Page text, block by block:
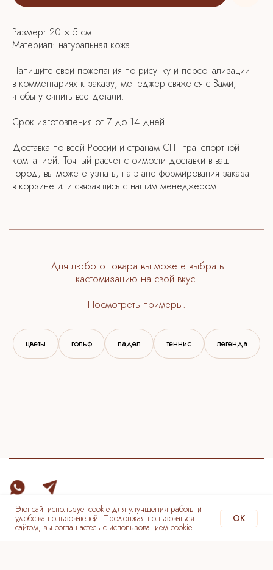
Размер: 20 × 5 см
Материал: натуральная кожа
Напишите свои пожелания по рисунку и персонализации
в комментариях к заказу, менеджер свяжется с Вами,
чтобы уточнить все детали.
Срок изготовления от 7 до 14 дней
Доставка по всей России и странам СНГ транспортной
компанией. Точный расчет стоимости доставки в ваш
город, вы можете узнать, на этапе формирования заказа
в корзине или связавшись с нашим менеджером.
цветы гольф падел теннис легенда
КАТАЛОГ
Политика конфиденциальности
питомцы спорт
цветы
легенда
Этот сайт использует cookie для улучшения работы и
удобства пользователей. Продолжая пользоваться
сайтом, вы соглашаетесь с использованием cookie.
OK